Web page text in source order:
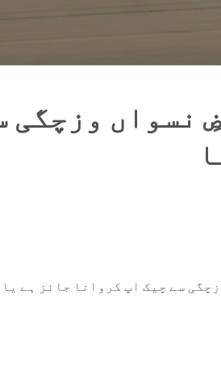
نسواں وزچگی
سے چیک اپ کروانا جائز ہے